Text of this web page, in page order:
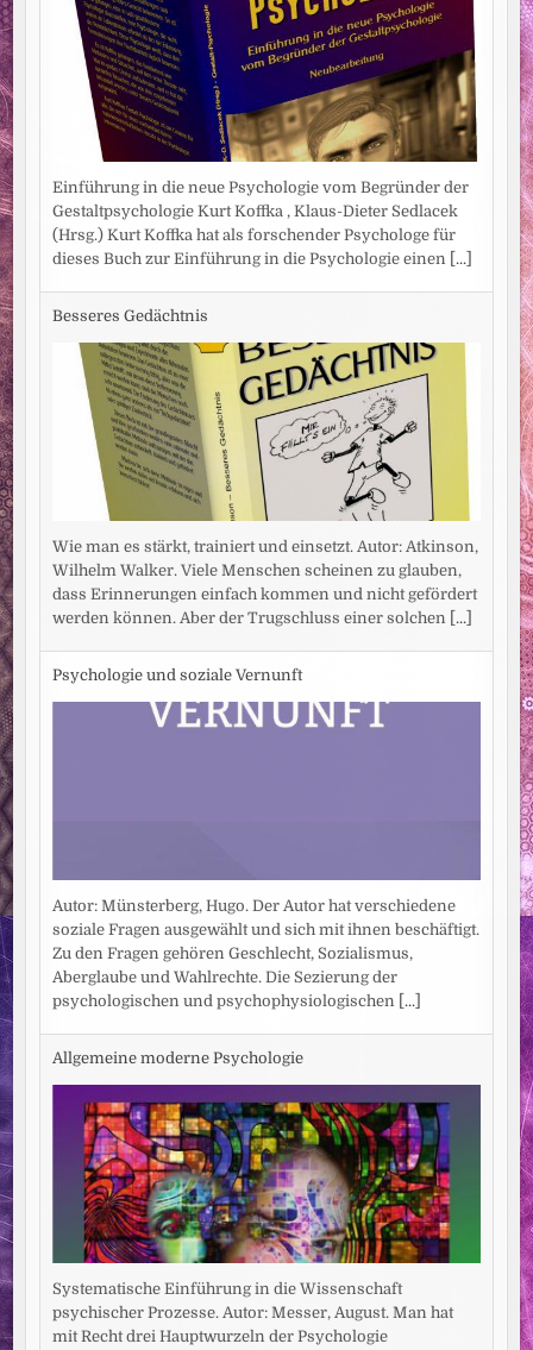
Einführung in die neue Psychologie vom Begründer der
Gestaltpsychologie Kurt Koffka , Klaus-Dieter Sedlacek
(Hrsg.) Kurt Koffka hat als forschender Psychologe für
dieses Buch zur Einführung in die Psychologie einen [...]
Besseres Gedächtnis
Wie man es stärkt, trainiert und einsetzt. Autor: Atkinson,
Wilhelm Walker. Viele Menschen scheinen zu glauben,
dass Erinnerungen einfach kommen und nicht gefördert
werden können. Aber der Trugschluss einer solchen [...]
Psychologie und soziale Vernunft
Autor: Münsterberg, Hugo. Der Autor hat verschiedene
soziale Fragen ausgewählt und sich mit ihnen beschäftigt.
Zu den Fragen gehören Geschlecht, Sozialismus,
Aberglaube und Wahlrechte. Die Sezierung der
psychologischen und psychophysiologischen [...]
Allgemeine moderne Psychologie
Systematische Einführung in die Wissenschaft
psychischer Prozesse. Autor: Messer, August. Man hat
mit Recht drei Hauptwurzeln der Psychologie